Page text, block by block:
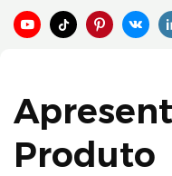
Produto